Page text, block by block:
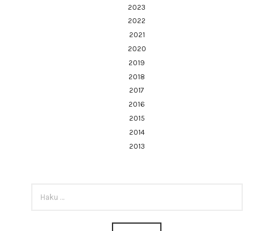
2023
2022
2021
2020
2019
2018
2017
2016
2015
2014
2013